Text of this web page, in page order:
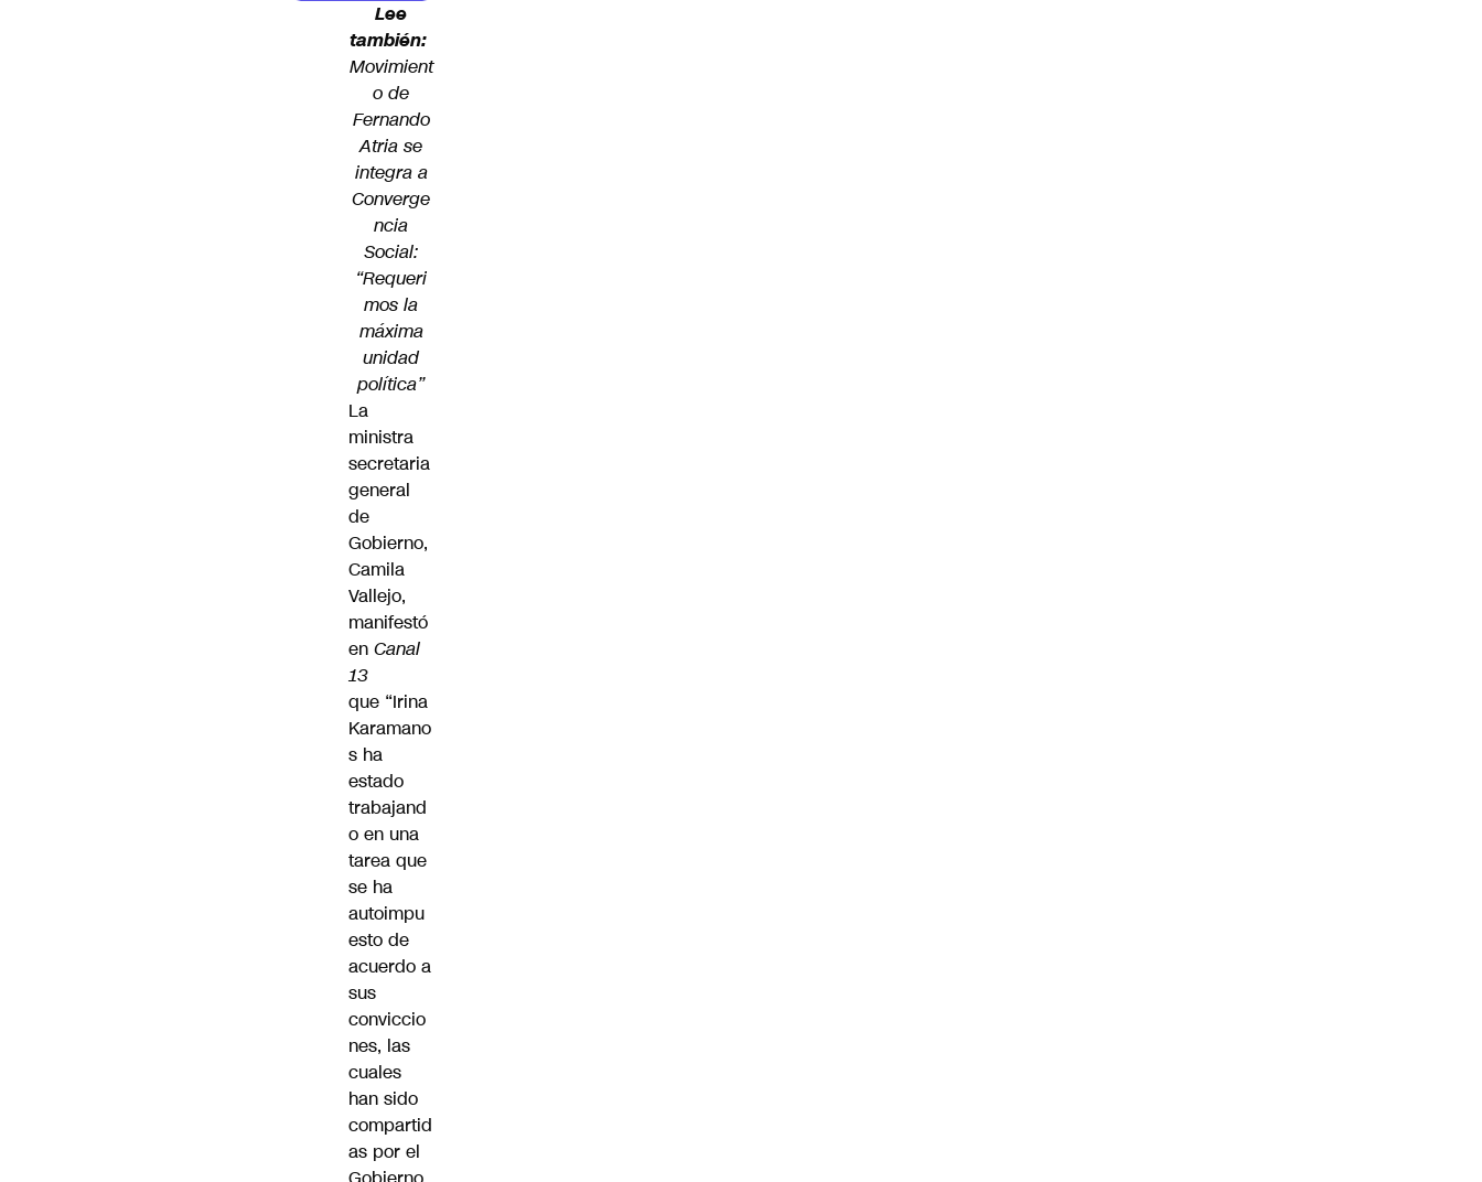
Lee
también:
Movimient
o de
Fernando
Atria se
integra a
Converge
ncia
Social:
“Requeri
mos la
máxima
unidad
política”
La
ministra
secretaria
general
de
Gobierno,
Camila
Vallejo,
manifestó
en Canal
13
que “Irina
Karamano
s ha
estado
trabajand
o en una
tarea que
se ha
autoimpu
esto de
acuerdo a
sus
conviccio
nes, las
cuales
han sido
compartid
as por el